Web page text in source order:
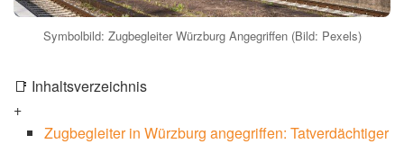
Symbolbild: Zugbegleiter Würzburg Angegriffen (Bild: Pexels)
📑 Inhaltsverzeichnis
+
Zugbegleiter in Würzburg angegriffen: Tatverdächtiger